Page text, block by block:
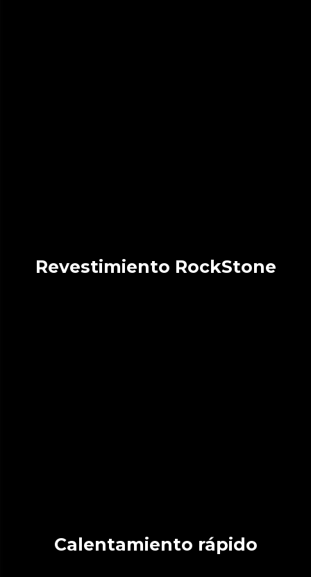
Revestimiento RockStone
Calentamiento rápido